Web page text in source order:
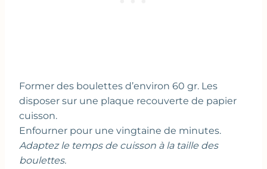
Former des boulettes d’environ 60 gr. Les
disposer sur une plaque recouverte de papier
cuisson.
Enfourner pour une vingtaine de minutes.
Adaptez le temps de cuisson à la taille des
boulettes.